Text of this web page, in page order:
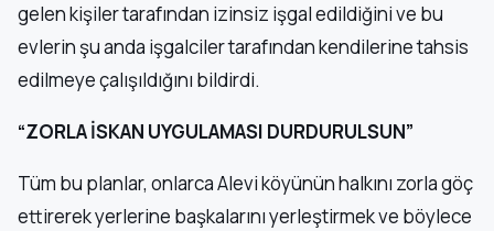
gelen kişiler tarafından izinsiz işgal edildiğini ve bu
evlerin şu anda işgalciler tarafından kendilerine tahsis
edilmeye çalışıldığını bildirdi.
“ZORLA İSKAN UYGULAMASI DURDURULSUN”
Tüm bu planlar, onlarca Alevi köyünün halkını zorla göç
ettirerek yerlerine başkalarını yerleştirmek ve böylece